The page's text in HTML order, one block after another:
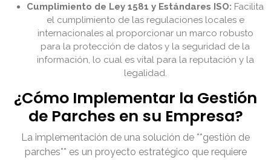
Cumplimiento de Ley 1581 y Estándares ISO: Facilita
el cumplimiento de las regulaciones locales e
internacionales al proporcionar un marco robusto
para la protección de datos y la seguridad de la
información, lo cual es vital para la reputación y la
legalidad.
¿Cómo Implementar la Gestión
de Parches en su Empresa?
La implementación de una solución de **gestión de
parches** es un proyecto estratégico que requiere